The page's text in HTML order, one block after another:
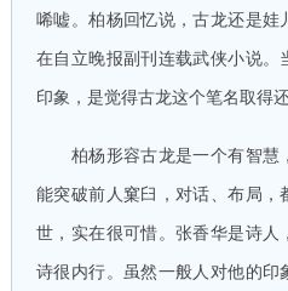
唏嘘。柏杨回忆说，古龙还是娃
在自立晚报副刊连载武侠小说。
印象，是觉得古龙这个笔名取得还
柏杨形容古龙是一个有智慧
能突破前人窠臼，对话、布局，
世，实在很可惜。张香华是诗人
诗很内行。虽然一般人对他的印